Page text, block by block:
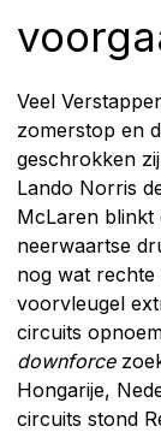
Veel
zomerstop en
geschrokken
Lando Norris
McLaren
neerwaartse
nog wat
voorvleugel
circuits
downforce
Hongarije,
circuits stond